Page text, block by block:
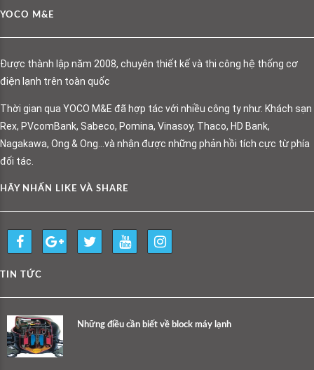
YOCO M&E
Được thành lập năm 2008, chuyên thiết kế và thi công hệ thống cơ
điện lạnh trên toàn quốc
Thời gian qua YOCO M&E đã hợp tác với nhiều công ty như: Khách sạn
Rex, PVcomBank, Sabeco, Pomina, Vinasoy, Thaco, HD Bank,
Nagakawa, Ong & Ong…và nhận được những phản hồi tích cực từ phía
đối tác.
HÃY NHẤN LIKE VÀ SHARE
TIN TỨC
Những điều cần biết về block máy lạnh